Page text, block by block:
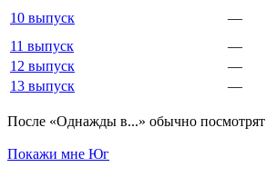
10 выпуск
—
11 выпуск
—
12 выпуск
—
13 выпуск
—
По­сле «Однажды в...» обыч­но по­смот­рят
Покажи мне Юг